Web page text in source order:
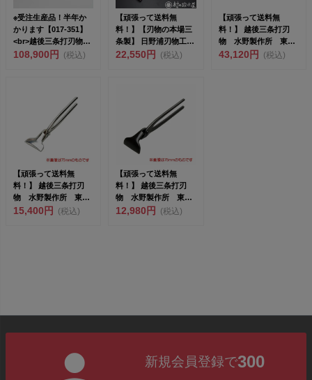
※受注生産品！半年か
かります【017-351】
<br>越後三条打刃物
東...
108,900円 (税込)
【頑張って送料無
料！】【刃物の本場三
条製】 日野浦刃物工房
味方屋作 和式ナイフ
22,550円 (税込)
【頑張って送料無
料！】 越後三条打刃
物 水野製作所 東京
一光 首長平掴箸ニッ
43,120円 (税込)
【頑張って送料無
料！】 越後三条打刃
物 水野製作所 東京
一光 平掴箸ニッケル
15,400円 (税込)
【頑張って送料無
料！】 越後三条打刃
物 水野製作所 東京
一光 掴箸黒染
12,980円 (税込)
新規会員登録で300